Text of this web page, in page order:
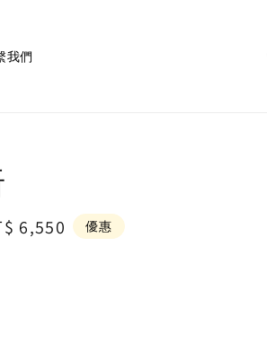
我們
6,550 優惠